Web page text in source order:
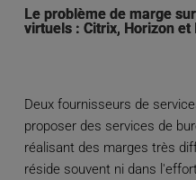
Le problème de marge
virtuels : Citrix, Horizon et
Deux fournisseurs de
proposer des services de
réalisant des marges très
réside souvent ni dans